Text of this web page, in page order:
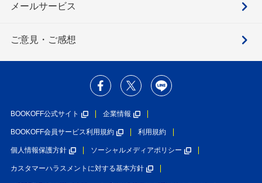
メールサービス
ご意見・ご感想
BOOKOFF公式サイト 企業情報
BOOKOFF会員サービス利用規約 利用規約
個人情報保護方針 ソーシャルメディアポリシー
カスタマーハラスメントに対する基本方針